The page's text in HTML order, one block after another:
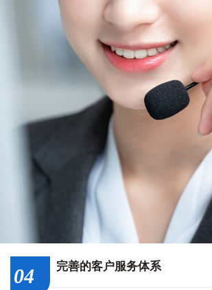
04 完善的客户服务体系